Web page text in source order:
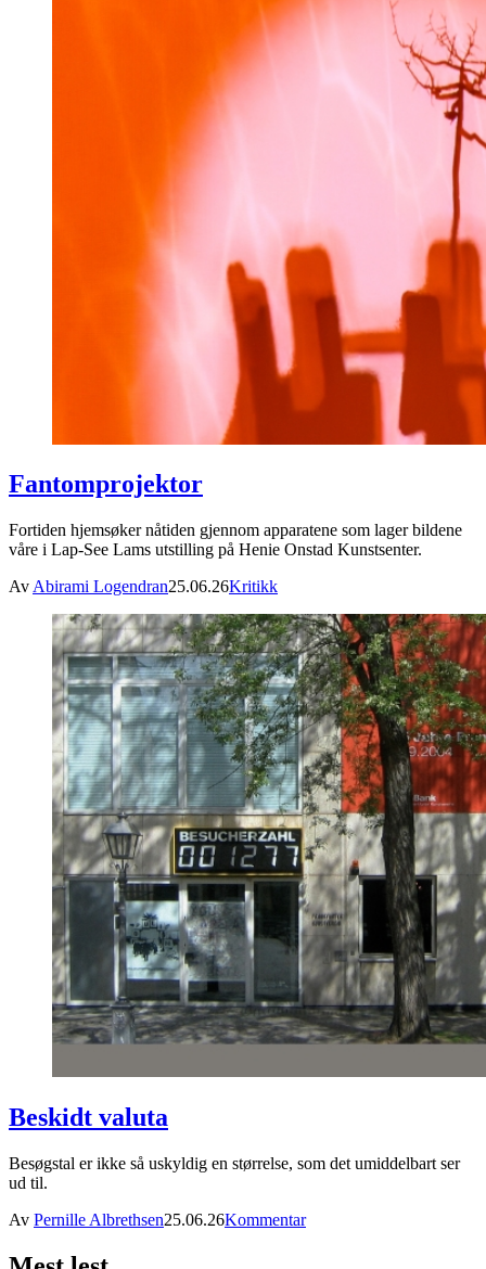
Fantomprojektor
Fortiden hjemsøker nåtiden gjennom apparatene som lager bildene
våre i Lap-See Lams utstilling på Henie Onstad Kunstsenter.
Av Abirami Logendran25.06.26Kritikk
Beskidt valuta
Besøgstal er ikke så uskyldig en størrelse, som det umiddelbart ser
ud til.
Av Pernille Albrethsen25.06.26Kommentar